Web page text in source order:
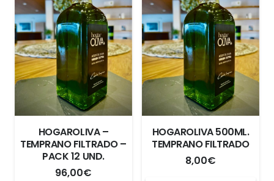
HOGAROLIVA –
TEMPRANO FILTRADO –
PACK 12 UND.
96,00€
HOGAROLIVA 500ML.
TEMPRANO FILTRADO
8,00€